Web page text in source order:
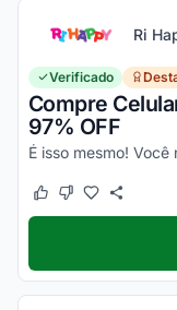
Ri
Verificado
Compre
97% OFF
Este cupom
Este cupom não